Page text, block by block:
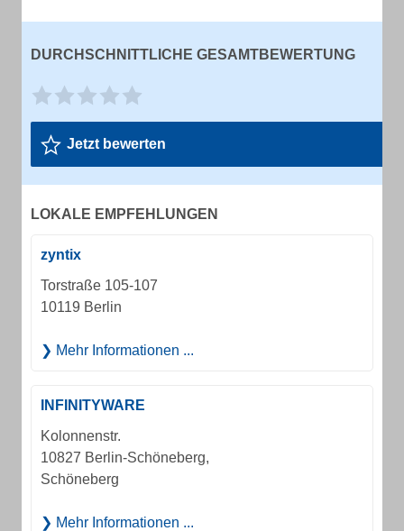
DURCHSCHNITTLICHE GESAMTBEWERTUNG
Jetzt bewerten
LOKALE EMPFEHLUNGEN
zyntix
Torstraße 105-107
10119 Berlin
Mehr Informationen ...
INFINITYWARE
Kolonnenstr.
10827 Berlin-Schöneberg,
Schöneberg
Mehr Informationen ...